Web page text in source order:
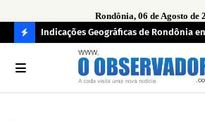
Rondônia, 06 de Agosto de
O
Indicações Geográficas de Rondônia
internacional para acelerar negócios